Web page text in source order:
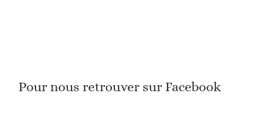
Pour nous retrouver sur Facebook